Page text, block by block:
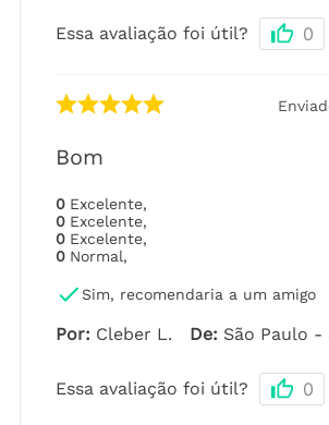
Essa avaliação foi útil? 0
Bom
0 Excelente,
0 Excelente,
0 Excelente,
0 Normal,
Sim, recomendaria a um amigo
Por: Cleber L. De: São Paulo -
Essa avaliação foi útil? 0